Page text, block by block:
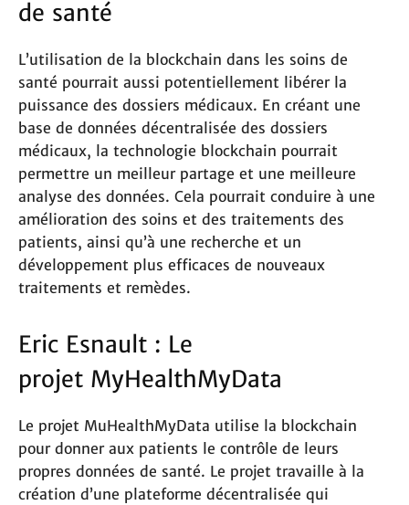
de santé
L’utilisation de la blockchain dans les soins de
santé pourrait aussi potentiellement libérer la
puissance des dossiers médicaux. En créant une
base de données décentralisée des dossiers
médicaux, la technologie blockchain pourrait
permettre un meilleur partage et une meilleure
analyse des données. Cela pourrait conduire à une
amélioration des soins et des traitements des
patients, ainsi qu’à une recherche et un
développement plus efficaces de nouveaux
traitements et remèdes.
Eric Esnault : Le
projet MyHealthMyData
Le projet MuHealthMyData utilise la blockchain
pour donner aux patients le contrôle de leurs
propres données de santé. Le projet travaille à la
création d’une plateforme décentralisée qui